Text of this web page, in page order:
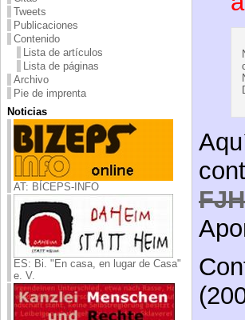
Tweets
Publicaciones
Contenido
Lista de artículos
Lista de páginas
Archivo
Pie de imprenta
Noticias
AT: BÍCEPS-INFO
ES: Bi. "En casa, en lugar de Casa"
e. V.